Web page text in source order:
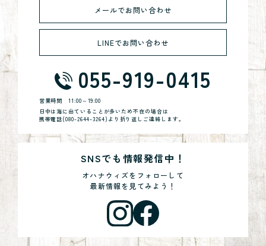
メールでお問い合わせ
LINEでお問い合わせ
055-919-0415
営業時間11:00～19:00
日中は海に出ていることが多いため不在の場合は
携帯電話(080-2644-3264)より折り返しご連絡します。
SNSでも情報発信中！
オハナウィズをフォローして
最新情報を見てみよう！